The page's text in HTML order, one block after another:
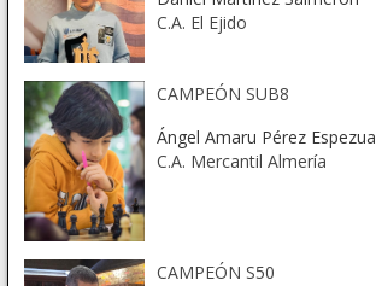
C.A. El Ejido
CAMPEÓN SUB8
Ángel Amaru Pérez Espezua
C.A. Mercantil Almería
CAMPEÓN S50